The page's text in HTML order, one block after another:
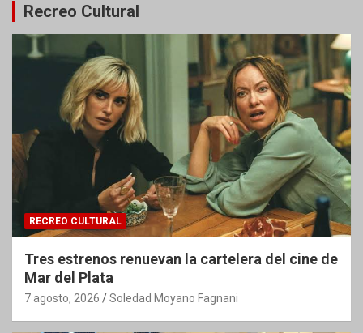
Recreo Cultural
RECREO CULTURAL
Tres estrenos renuevan la cartelera del cine de
Mar del Plata
7 agosto, 2026 Soledad Moyano Fagnani